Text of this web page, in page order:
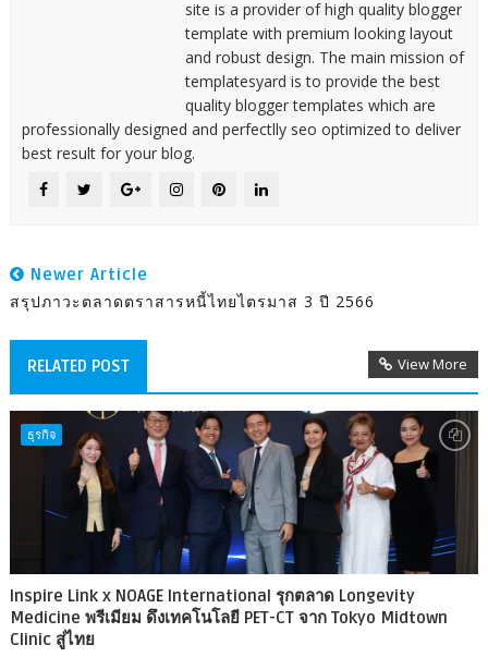
site is a provider of high quality blogger
template with premium looking layout
and robust design. The main mission of
templatesyard is to provide the best
quality blogger templates which are
professionally designed and perfectlly seo optimized to deliver
best result for your blog.
Newer Article
สรุปภาวะตลาดตราสารหนี้ไทยไตรมาส 3 ปี 2566
RELATED POST View More
ธุรกิจ
Inspire Link x NOAGE International รุกตลาด Longevity
Medicine พรีเมียม ดึงเทคโนโลยี PET-CT จาก Tokyo Midtown
Clinic สู่ไทย